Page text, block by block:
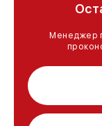
Менеджер